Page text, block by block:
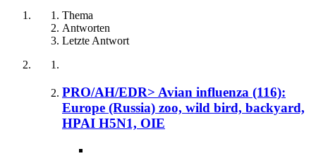
Thema
Antworten
Letzte Antwort
PRO/AH/EDR> Avian influenza (116):
Europe (Russia) zoo, wild bird, backyard,
HPAI H5N1, OIE